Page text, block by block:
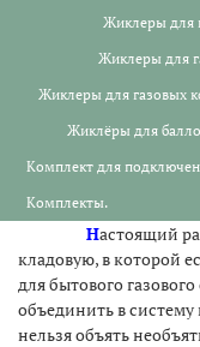
Жиклеры для
Жиклеры для
Жиклеры для газовых
Жиклёры для
Комплект для
Комплекты.
Настоящий
кладовую, в которой
для бытового
объединить в
нельзя объять